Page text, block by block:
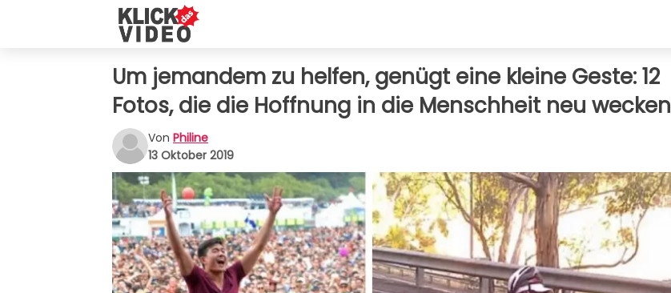
Um jemandem zu helfen, genügt eine kleine Geste: 12
Fotos, die die Hoffnung in die Menschheit neu wecken
Von Philine
13 Oktober 2019